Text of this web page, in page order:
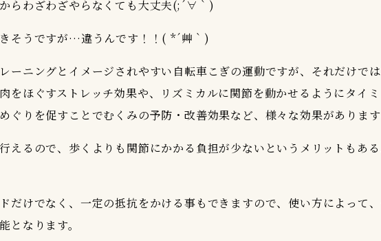
らわざわざやらなくても大丈夫(;´∀｀)
そうですが…違うんです！！( *´艸｀)
ーニングとイメージされやすい自転車こぎの運動ですが、それだけで
をほぐすストレッチ効果や、リズミカルに関節を動かせるようにタイ
ぐりを促すことでむくみの予防・改善効果など、様々な効果がありま
えるので、歩くよりも関節にかかる負担が少ないというメリットもあ
だけでなく、一定の抵抗をかける事もできますので、使い方によって
となります。